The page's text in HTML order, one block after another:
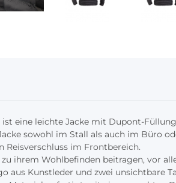
ist eine leichte Jacke mit Dupont-
sowohl im Stall als auch im Büro
Reisverschluss im Frontbereich.
ihrem Wohlbefinden beitragen, vor
aus Kunstleder und zwei unsichtbare